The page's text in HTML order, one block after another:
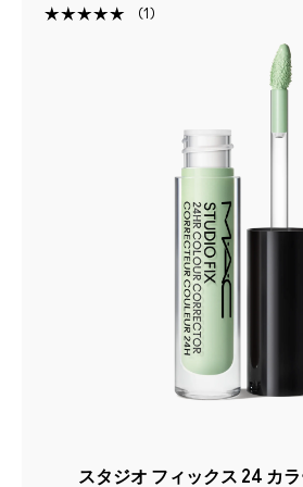
1
スタジオ フィックス 24 カ